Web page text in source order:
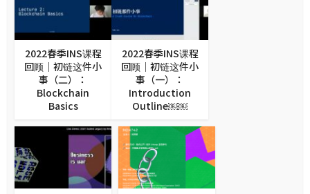
2022春季INS课程
回顾｜初链这件小
事（二）：
Blockchain
Basics
2022春季INS课程
回顾｜初链这件小
事（一）：
Introduction
Outline￼￼